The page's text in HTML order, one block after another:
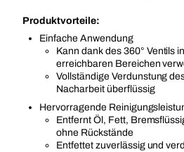
Produktvorteile:
Einfache Anwendung
Kann dank des 360° Ventils
erreichbaren Bereichen
Vollständige Verdunstung
Nacharbeit überflüssig
Hervorragende
Entfernt Öl, Fett,
ohne Rückstände
Entfettet zuverlässig und